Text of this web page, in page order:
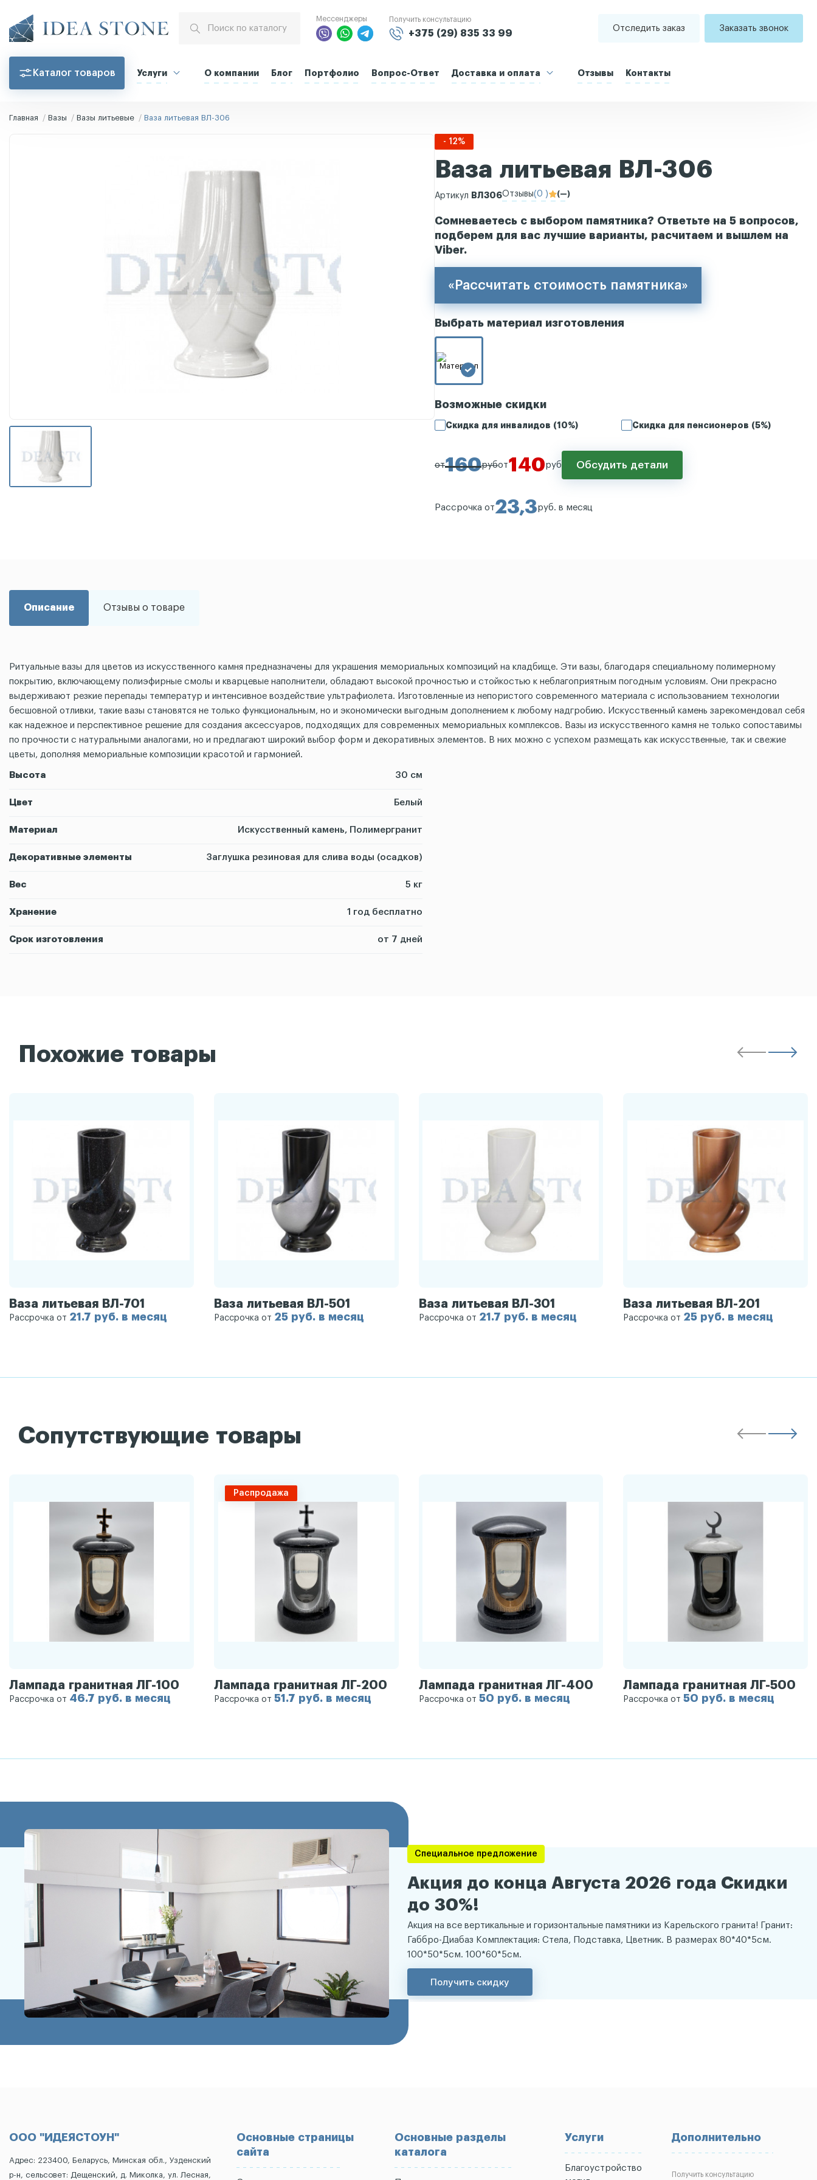
Мессенджеры Получить консультацию
+375 (29) 835 33 99
Отследить заказ Заказать звонок
Каталог товаров Услуги О компании Блог Портфолио Вопрос-Ответ Доставка и оплата Отзывы Контакты
Главная Вазы Вазы литьевые Ваза литьевая ВЛ-306
- 12%
Ваза литьевая ВЛ-306
Артикул ВЛ306Отзывы(0 ) (—)
Сомневаетесь с выбором памятника? Ответьте на 5 вопросов,
подберем для вас лучшие варианты, расчитаем и вышлем на
Viber.
«Рассчитать стоимость памятника»
Выбрать материал изготовления
Возможные скидки
Скидка для инвалидов (10%) Скидка для пенсионеров (5%)
от160рубот140руб Обсудить детали
Рассрочка от23,3руб. в месяц
Описание Отзывы о товаре
Ритуальные вазы для цветов из искусственного камня предназначены для украшения мемориальных композиций на кладбище. Эти вазы, благодаря специальному полимерному
покрытию, включающему полиэфирные смолы и кварцевые наполнители, обладают высокой прочностью и стойкостью к неблагоприятным погодным условиям. Они прекрасно
выдерживают резкие перепады температур и интенсивное воздействие ультрафиолета. Изготовленные из непористого современного материала с использованием технологии
бесшовной отливки, такие вазы становятся не только функциональным, но и экономически выгодным дополнением к любому надгробию. Искусственный камень зарекомендовал себя
как надежное и перспективное решение для создания аксессуаров, подходящих для современных мемориальных комплексов. Вазы из искусственного камня не только сопоставимы
по прочности с натуральными аналогами, но и предлагают широкий выбор форм и декоративных элементов. В них можно с успехом размещать как искусственные, так и свежие
цветы, дополняя мемориальные композиции красотой и гармонией.
Высота 30 см
Цвет Белый
Материал Искусственный камень, Полимергранит
Декоративные элементы Заглушка резиновая для слива воды (осадков)
Вес 5 кг
Хранение 1 год бесплатно
Срок изготовления от 7 дней
Похожие товары
Ваза литьевая ВЛ-701
Рассрочка от 21.7 руб. в месяц
Ваза литьевая ВЛ-501
Рассрочка от 25 руб. в месяц
Ваза литьевая ВЛ-301
Рассрочка от 21.7 руб. в месяц
Ваза литьевая ВЛ-201
Рассрочка от 25 руб. в месяц
Сопутствующие товары
Лампада гранитная ЛГ-100
Рассрочка от 46.7 руб. в месяц
Распродажа
Лампада гранитная ЛГ-200
Рассрочка от 51.7 руб. в месяц
Лампада гранитная ЛГ-400
Рассрочка от 50 руб. в месяц
Лампада гранитная ЛГ-500
Рассрочка от50 руб. в месяц
Специальное предложение
Акция до конца Августа 2026 года Скидки
до 30%!
Акция на все вертикальные и горизонтальные памятники из Карельского гранита! Гранит:
Габбро-Диабаз Комплектация: Стела, Подставка, Цветник. В размерах 80*40*5см.
100*50*5см. 100*60*5см.
Получить скидку
ООО "ИДЕЯСТОУН"
Адрес: 223400, Беларусь, Минская обл., Узденский
р-н, сельсовет: Дещенский, д. Миколка, ул. Лесная,
Основные страницы
сайта
Основные разделы
каталога
Услуги
Благоустройство
Дополнительно
Получить консультацию